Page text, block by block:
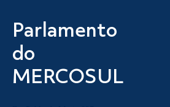
Parlamento
do
MERCOSUL